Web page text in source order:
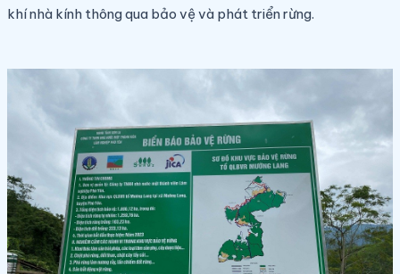
khí nhà kính thông qua bảo vệ và phát triển rừng.